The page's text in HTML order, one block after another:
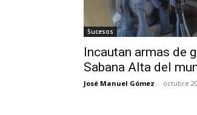
Sucesos
Incautan armas de
Sabana Alta del
José Manuel Gómez - octubre